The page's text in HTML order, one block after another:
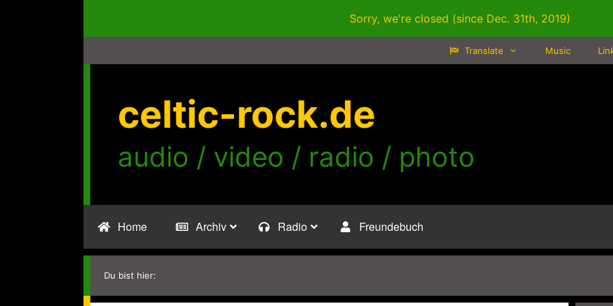
Sorry, we're closed (since Dec. 31th, 2019)
Translate Music
celtic-rock.de
audio / video / radio / photo
Home Archiv Radio Freundebuch
Du bist hier: